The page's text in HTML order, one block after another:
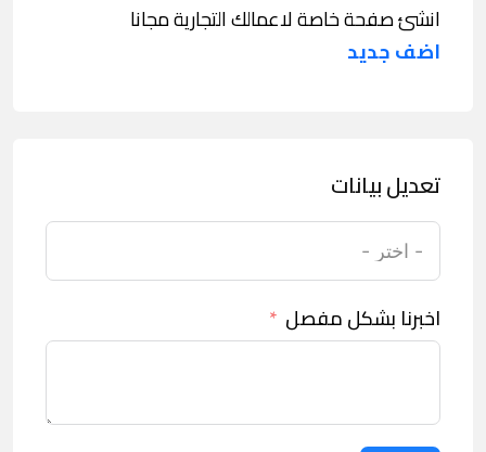
انشئ صفحة خاصة لاعمالك التجارية مجانا
اضف جديد
تعديل بيانات
اخبرنا بشكل مفصل